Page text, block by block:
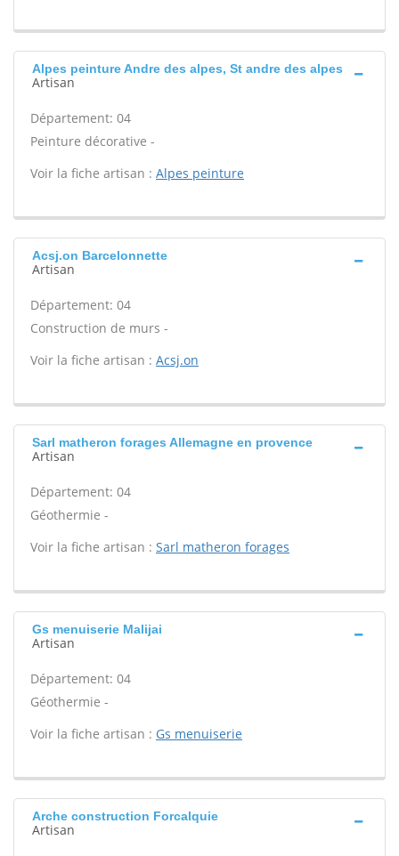
Alpes peinture Andre des alpes, St andre des alpes
Artisan
Département: 04
Peinture décorative -
Voir la fiche artisan : Alpes peinture
Acsj.on Barcelonnette
Artisan
Département: 04
Construction de murs -
Voir la fiche artisan : Acsj.on
Sarl matheron forages Allemagne en provence
Artisan
Département: 04
Géothermie -
Voir la fiche artisan : Sarl matheron forages
Gs menuiserie Malijai
Artisan
Département: 04
Géothermie -
Voir la fiche artisan : Gs menuiserie
Arche construction Forcalquie
Artisan